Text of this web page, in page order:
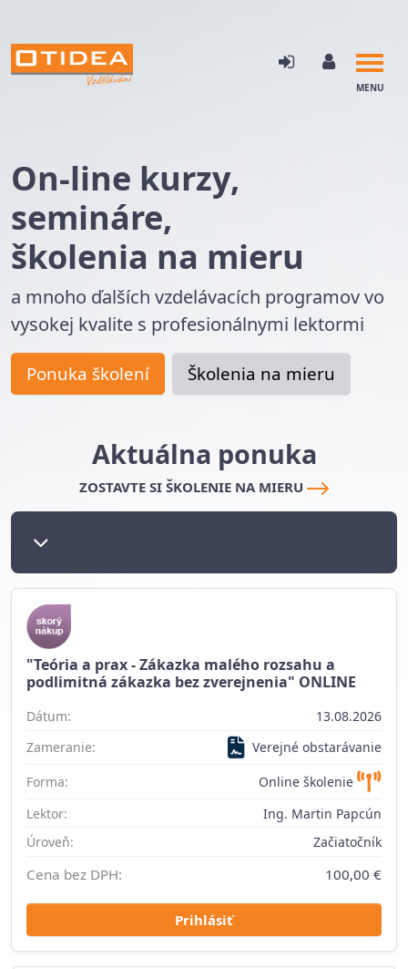
MENU
On-line kurzy,
semináre,
školenia na mieru
a mnoho ďalších vzdelávacích programov vo
vysokej kvalite s profesionálnymi lektormi
Ponuka školení Školenia na mieru
Aktuálna ponuka
ZOSTAVTE SI ŠKOLENIE NA MIERU
"Teória a prax - Zákazka malého rozsahu a
podlimitná zákazka bez zverejnenia" ONLINE
Dátum:
13.08.2026
Zameranie:
Verejné obstarávanie
Forma:
Online školenie
Lektor:
Ing. Martin Papcún
Úroveň:
Začiatočník
Cena bez DPH: 100,00 €
Prihlásiť